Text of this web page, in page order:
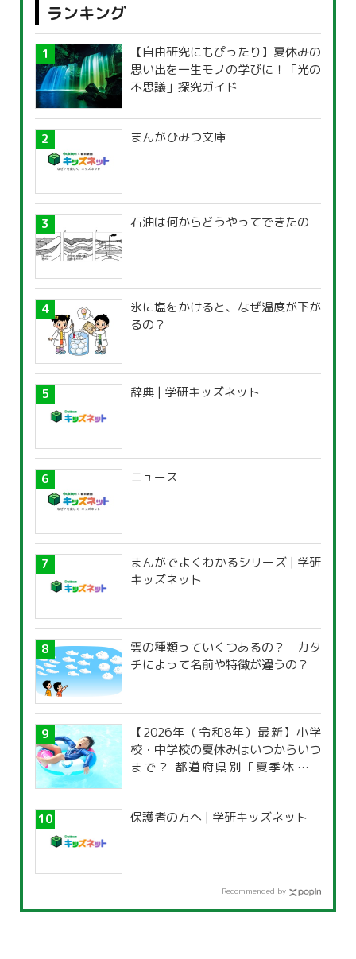
ランキング
【自由研究にもぴったり】夏休みの
思い出を一生モノの学びに！「光の
不思議」探究ガイド
まんがひみつ文庫
石油は何からどうやってできたの
氷に塩をかけると、なぜ温度が下が
るの？
辞典 | 学研キッズネット
ニュース
まんがでよくわかるシリーズ | 学研
キッズネット
雲の種類っていくつあるの？ カタ
チによって名前や特徴が違うの？
【2026年（令和8年）最新】小学
校・中学校の夏休みはいつからいつ
まで？ 都道府県別「夏季休暇一
保護者の方へ | 学研キッズネット
Recommended by